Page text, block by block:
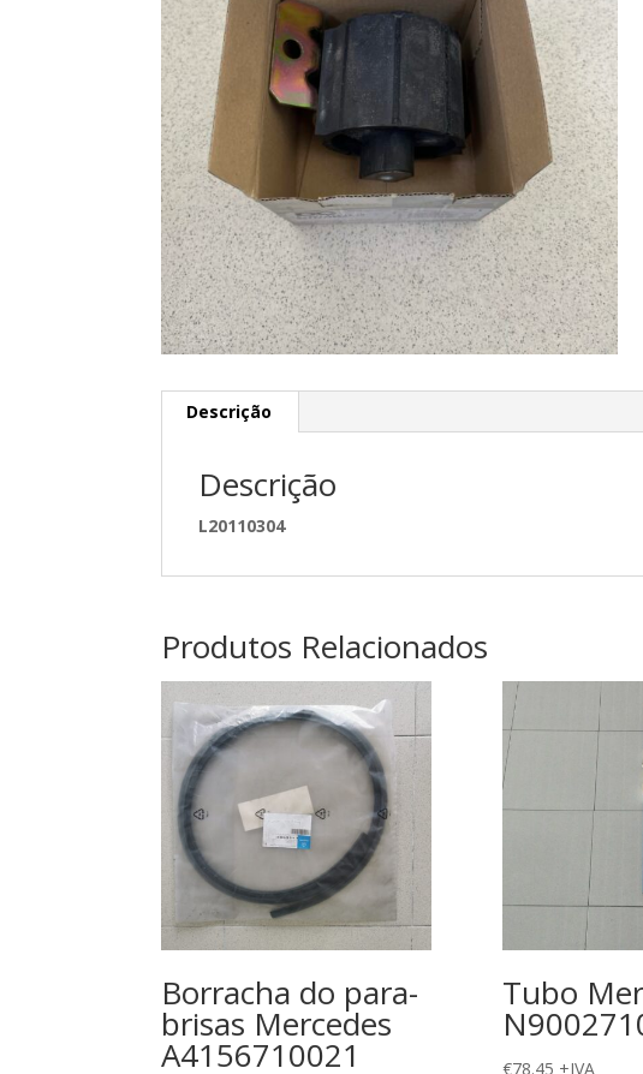
Descrição
Descrição
L20110304
Produtos Relacionados
Borracha do para-
brisas Mercedes
A4156710021
Tubo
€78.45 +IVA